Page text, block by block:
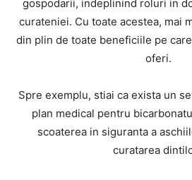
gospodarii, indeplinind roluri in
curateniei. Cu toate acestea, mai
din plin de toate beneficiile pe
oferi.
Spre exemplu, stiai ca exista un
plan medical pentru
scoaterea in siguranta a
curatarea